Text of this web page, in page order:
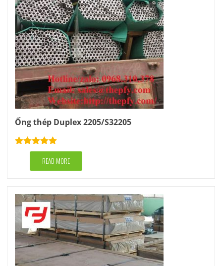
Ống thép Duplex 2205/S32205
Rated5.00
out of 5READ MORE